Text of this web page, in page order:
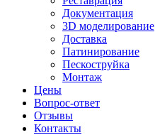
Документация
3D моделирование
Доставка
Патинирование
Пескоструйка
Монтаж
Цены
Вопрос-ответ
Отзывы
Контакты